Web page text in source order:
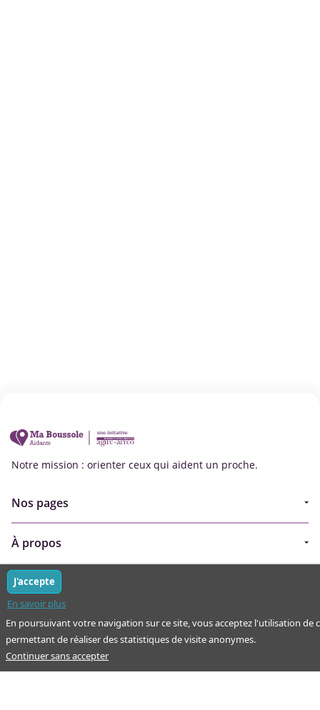
Notre mission : orienter ceux qui aident un proche.
Nos pages
Aides financières et congés
Annuaire
Simulateur
À propos
Espace partenaire
Qui sommes-nous ?
Plan du site
Nous contacter
Mentions légales
En poursuivant votre navigation sur ce site, vous acceptez l'utilisation de
permettant de réaliser des statistiques de visite anonymes.
En savoir plus
J'accepte
Continuer sans accepter